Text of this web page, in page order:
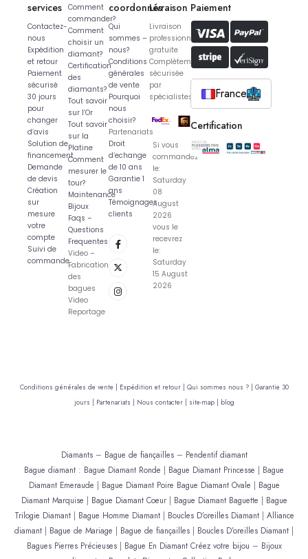
services
Contactez-
nous
Expédition
et retour
Paiement
sécurisé
30 jours
pour
changer
d’avis
Solution de
financement
Demande
de devis
Création
sur
mesure
votre
compte
Suivi de
commande
Comment
commander?
Comment
choisir un
diamant?
Certification
des
diamants?
Tout savoir
sur l’Or
Tout savoir
sur la
Platine
Comment
mesurer le
tour?
Maintenance
Bijoux
Faqs –
Questions
Frequentes
Video –
Fabrication
des
bagues
Video
Reportage
coordonnés
Qui
sommes –
nous?
Conditions
générales
de vente
Pourquoi
nous
choisir?
Partenariats
Droit
d’echange
de 10 ans
Garantie 1
ans
Témoignages
clients
Livraison
Livraison
professionnelle
gratuite
Complètement
sécurisée
par
spécialistes
Si vous
commandez
le:
Saturday
08
August
2026
vous le
recevrez
le:
Saturday
15 August
2026
Paiement
France
Certification
Conditions générales de vente | Expédition et retour | Qui sommes nous ? | Garantie 30
jours | Partenariats | Nous contacter | site-map | blog
Diamants– Bague de fiançailles– Pendentif diamant
Bague diamant : Bague Diamant Ronde | Bague Diamant Princesse | Bague
Diamant Emeraude | Bague Diamant Poire Bague Diamant Ovale | Bague
Diamant Marquise | Bague Diamant Coeur| Bague Diamant Baguette | Bague
Trilogie Diamant| Bague Homme Diamant| Boucles D’oreilles Diamant| Alliance
diamant | Bague de Mariage | Bague de fiançailles | Boucles D’oreilles Diamant |
Bagues Pierres Précieuses| Bague En Diamant Créez votre bijou – Bijoux